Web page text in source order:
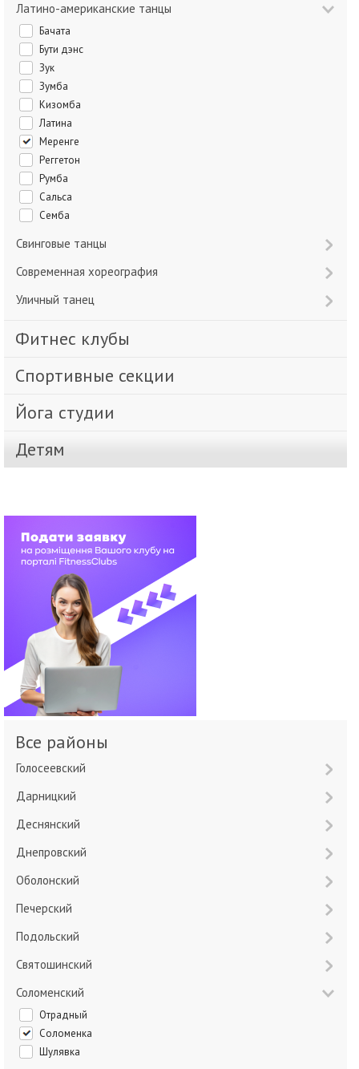
Латино-американские танцы
Бачата
Бути дэнс
Зук
Зумба
Кизомба
Латина
Меренге
Реггетон
Румба
Сальса
Семба
Свинговые танцы
Современная хореография
Уличный танец
Фитнес клубы
Спортивные секции
Йога студии
Детям
Все районы
Голосеевский
Дарницкий
Деснянский
Днепровский
Оболонский
Печерский
Подольский
Святошинский
Соломенский
Отрадный
Соломенка
Шулявка